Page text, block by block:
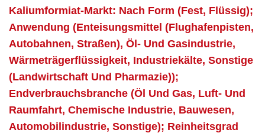
Kaliumformiat-Markt: Nach Form (fest, Flüssig);
Anwendung (Enteisungsmittel (Flughafenpisten,
Autobahnen, Straßen), Öl- Und Gasindustrie,
Wärmeträgerflüssigkeit, Industriekälte, Sonstige
(Landwirtschaft Und Pharmazie));
Endverbrauchsbranche (Öl Und Gas, Luft- Und
Raumfahrt, Chemische Industrie, Bauwesen,
Automobilindustrie, Sonstige); Reinheitsgrad